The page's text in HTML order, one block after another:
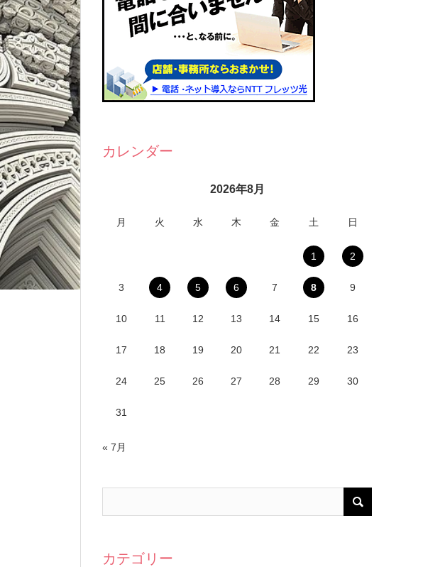
カレンダー
2026年8月
月 火 水 木 金 土 日
1 2
3 4 5 6 7 8 9
10 11 12 13 14 15 16
17 18 19 20 21 22 23
24 25 26 27 28 29 30
31
« 7月
カテゴリー